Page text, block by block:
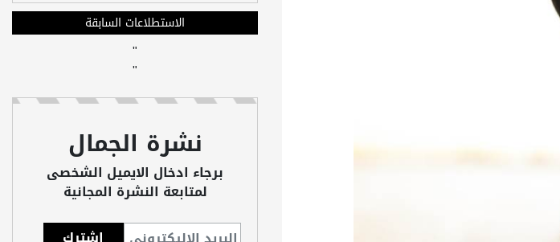
الاستطلاعات السابقة
"
"
نشرة الجمال
برجاء ادخال الايميل الشخصى
لمتابعة النشرة المجانية